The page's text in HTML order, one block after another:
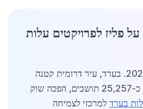
פליז לפרויקטים עלות
מעודכן לאפריל 2026. בערד, עיר דרומית קטנה
שוק
בערד למרכזי לצמיחה